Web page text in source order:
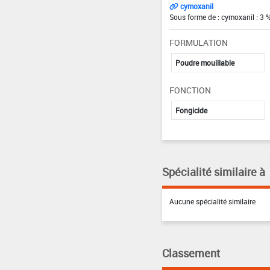
cymoxanil
Sous forme de : cymoxanil : 3
FORMULATION
Poudre mouillable
FONCTION
Fongicide
Spécialité similaire à
Aucune spécialité similaire
Classement